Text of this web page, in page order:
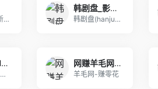
每日更新最新吃瓜内容，包含?突发事件、抖音热瓜、
韩剧盘_影视资源网_最新免费电影电视剧无广告在线观看
韩剧盘(hanjupan.cc)提供全网最新韩剧
9K导航_AI工具导航_程序员资源大全_硬核科技网址导航
9K导航 (i9k.cn) 是专为极客与开发者打
网赚羊毛网 - 记得保存哦
羊毛网-赚零花